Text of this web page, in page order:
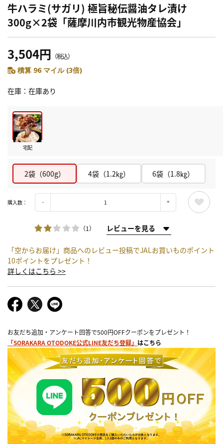
牛ハラミ(サガリ) 極旨秘伝醤油タレ漬け
300g×2袋「薩摩川内市観光物産協会」
3,504円 （税込）
積算 96 マイル (3倍)
在庫 在庫あり
宅配
2袋（600g） 4袋（1.2㎏） 6袋（1.8㎏）
購入数：
（1） レビューを見る
「空からお届け」商品へのレビュー投稿でJALお買いものポイント
10ポイントをプレゼント！
詳しくはこちら >>
お友だち追加・アンケート回答で500円OFFクーポンをプレゼント！
「SORAKARA OTODOKE公式LINE友だち登録」 はこちら